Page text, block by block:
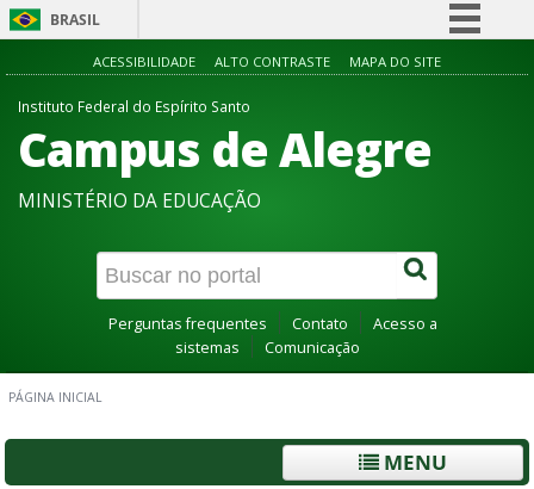
BRASIL
Simplifique!
Acesso à informação
Canais
ACESSIBILIDADE ALTO CONTRASTE MAPA DO SITE
Instituto Federal do Espírito Santo
Campus de Alegre
MINISTÉRIO DA EDUCAÇÃO
Perguntas frequentes Contato
Acesso a
sistemas
Comunicação
PÁGINA INICIAL
MENU